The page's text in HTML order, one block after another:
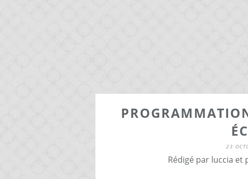
23
Rédigé par luccia et